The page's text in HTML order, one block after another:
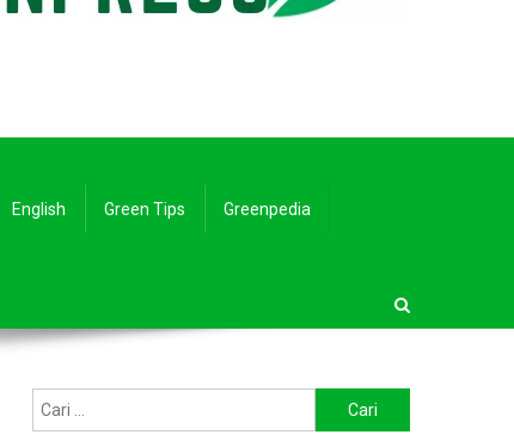
English Green Tips Greenpedia
untuk: